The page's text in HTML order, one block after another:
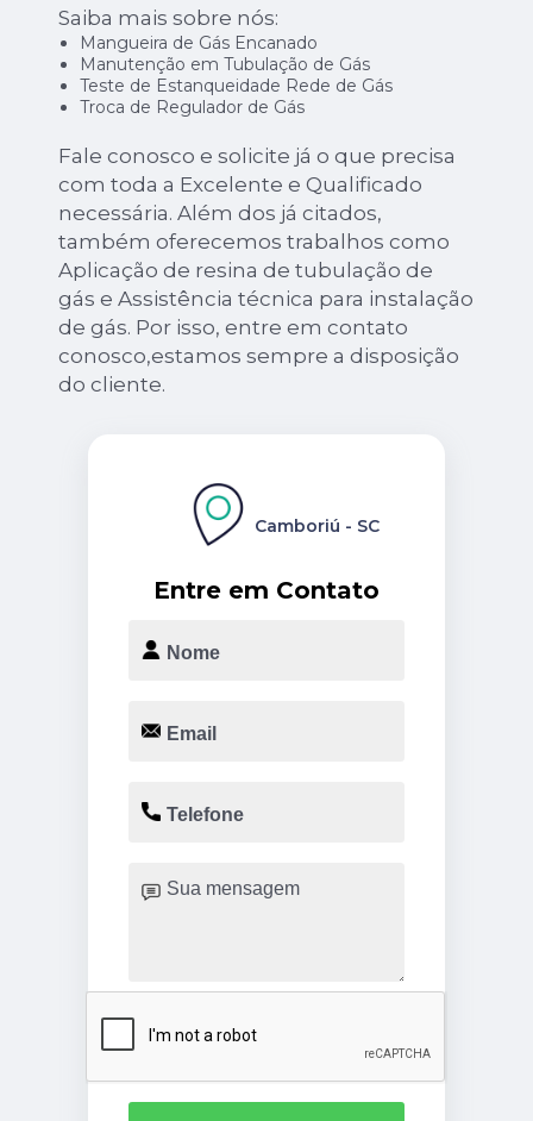
Saiba mais sobre nós:
Mangueira de Gás Encanado
Manutenção em Tubulação de Gás
Teste de Estanqueidade Rede de Gás
Troca de Regulador de Gás
Fale conosco e solicite já o que precisa
com toda a Excelente e Qualificado
necessária. Além dos já citados,
também oferecemos trabalhos como
Aplicação de resina de tubulação de
gás e Assistência técnica para instalação
de gás. Por isso, entre em contato
conosco,estamos sempre a disposição
do cliente.
Entre em Contato
Camboriú - SC